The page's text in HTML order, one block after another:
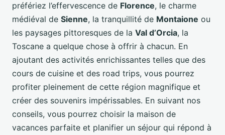
préfériez l’effervescence de Florence, le charme
médiéval de Sienne, la tranquillité de Montaione ou
les paysages pittoresques de la Val d’Orcia, la
Toscane a quelque chose à offrir à chacun. En
ajoutant des activités enrichissantes telles que des
cours de cuisine et des road trips, vous pourrez
profiter pleinement de cette région magnifique et
créer des souvenirs impérissables. En suivant nos
conseils, vous pourrez choisir la maison de
vacances parfaite et planifier un séjour qui répond à